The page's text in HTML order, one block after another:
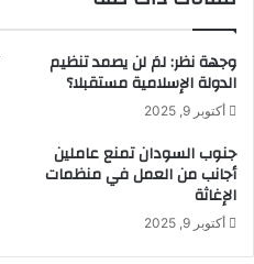
ر
ف
ت
ك
د
ر
ع
ي
م
د
ي
م
ن
أ
وجهة نظر: لمَ لن يصمد تنظيم
الدولة الإسلامية مستقبلا؟
أكتوبر 9, 2025
جنوب السودان تمنع عاملين
أجانب من العمل في منظمات
الإغاثة
أكتوبر 9, 2025